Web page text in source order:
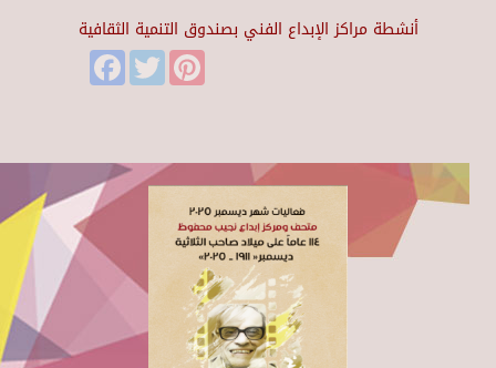
أنشطة مراكز الإبداع الفني بصندوق التنمية الثقافية
FacebookTwitter